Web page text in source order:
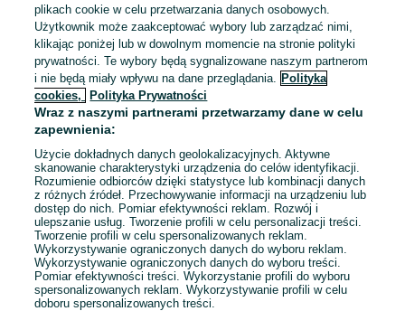
To ogłoszenie nie jest już dostępne
Przejdź na stronę główną
plikach cookie w celu przetwarzania danych osobowych.
Użytkownik może zaakceptować wybory lub zarządzać nimi,
klikając poniżej lub w dowolnym momencie na stronie polityki
prywatności. Te wybory będą sygnalizowane naszym partnerom
i nie będą miały wpływu na dane przeglądania. Polityka
cookies,
Polityka Prywatności
Wraz z naszymi partnerami przetwarzamy dane w celu
zapewnienia:
Użycie dokładnych danych geolokalizacyjnych. Aktywne
skanowanie charakterystyki urządzenia do celów identyfikacji.
Rozumienie odbiorców dzięki statystyce lub kombinacji danych
z różnych źródeł. Przechowywanie informacji na urządzeniu lub
dostęp do nich. Pomiar efektywności reklam. Rozwój i
ulepszanie usług. Tworzenie profili w celu personalizacji treści.
Tworzenie profili w celu spersonalizowanych reklam.
Wykorzystywanie ograniczonych danych do wyboru reklam.
Wykorzystywanie ograniczonych danych do wyboru treści.
Pomiar efektywności treści. Wykorzystanie profili do wyboru
spersonalizowanych reklam. Wykorzystywanie profili w celu
doboru spersonalizowanych treści.